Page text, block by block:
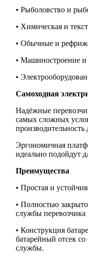
• Рыболовство и
• Химическая и
• Обычные и
• Машиностроение и
•
Самоходная
Надёжные
самых сложных
Эргономичная
идеально подойдут
Преимущества
• Простая и
• Полностью
службы
• Конструкция
батарейный отсек
службы.